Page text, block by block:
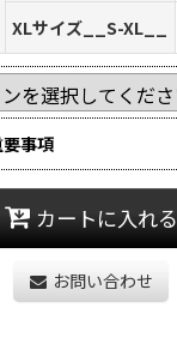
XLサイズ__S-XL__
事項
カートに入れる
お問い合わせ